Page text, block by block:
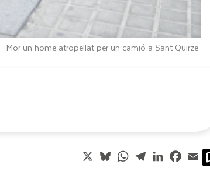
Mor un home atropellat per un camió a Sant Quirze
X BlueskyWhatsApp
TelegramLinkedIn